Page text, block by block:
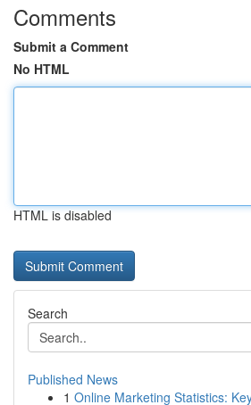
Comments
Submit a Comment
No HTML
HTML is disabled
Search
Published News
1 Online Marketing Statistics: